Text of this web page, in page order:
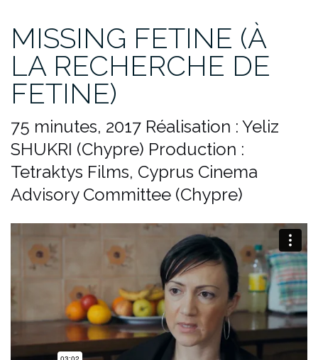
MISSING FETINE (À
LA RECHERCHE DE
FETINE)
75 minutes, 2017 Réalisation : Yeliz
SHUKRI (Chypre) Production :
Tetraktys Films, Cyprus Cinema
Advisory Committee (Chypre)